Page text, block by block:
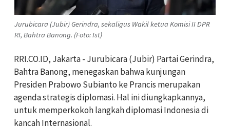
Jurubicara (Jubir) Gerindra, sekaligus Wakil ketua Komisi II DPR
RI, Bahtra Banong. (Foto: Ist)
RRI.CO.ID, Jakarta - Jurubicara (Jubir) Partai Gerindra,
Bahtra Banong, menegaskan bahwa kunjungan
Presiden Prabowo Subianto ke Prancis merupakan
agenda strategis diplomasi. Hal ini diungkapkannya,
untuk memperkokoh langkah diplomasi Indonesia di
kancah Internasional.